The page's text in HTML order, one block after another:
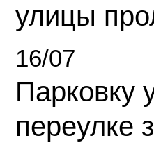
улицы
16/07
Парковку
переулке